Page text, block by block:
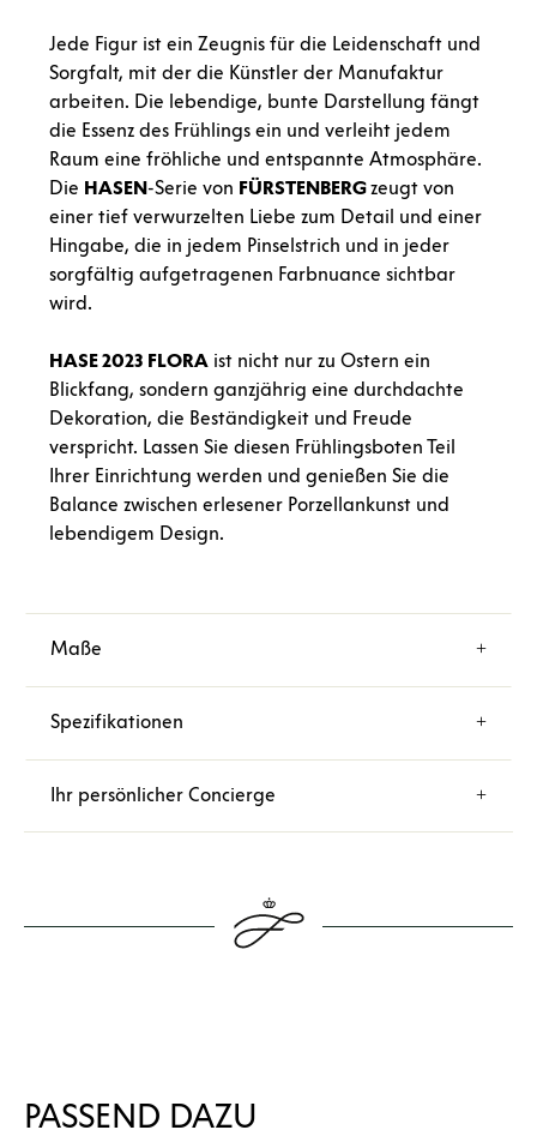
Jede Figur ist ein Zeugnis für die Leidenschaft und
Sorgfalt, mit der die Künstler der Manufaktur
arbeiten. Die lebendige, bunte Darstellung fängt
die Essenz des Frühlings ein und verleiht jedem
Raum eine fröhliche und entspannte Atmosphäre.
Die HASEN-Serie von FÜRSTENBERGzeugt von
einer tief verwurzelten Liebe zum Detail und einer
Hingabe, die in jedem Pinselstrich und in jeder
sorgfältig aufgetragenen Farbnuance sichtbar
wird.
HASE 2023 FLORA ist nicht nur zu Ostern ein
Blickfang, sondern ganzjährig eine durchdachte
Dekoration, die Beständigkeit und Freude
verspricht. Lassen Sie diesen Frühlingsboten Teil
Ihrer Einrichtung werden und genießen Sie die
Balance zwischen erlesener Porzellankunst und
lebendigem Design.
Maße
Spezifikationen
Ihr persönlicher Concierge
PASSEND DAZU